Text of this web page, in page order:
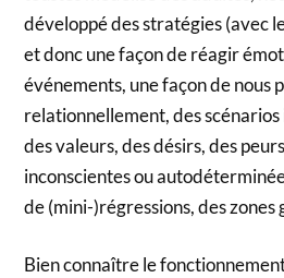
développé des stratégies (avec
et donc une façon de réagir
événements, une façon de nous
relationnellement, des
des valeurs, des désirs, des
inconscientes ou
de (mini-)régressions, des zones
Bien connaître le